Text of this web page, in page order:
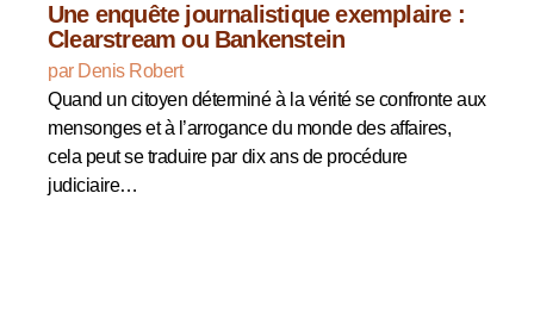
Une enquête journalistique exemplaire :
Clearstream ou Bankenstein
par Denis Robert
Quand un citoyen déterminé à la vérité se confronte aux
mensonges et à l’arrogance du monde des affaires,
cela peut se traduire par dix ans de procédure
judiciaire…